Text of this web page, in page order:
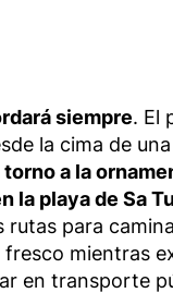
siempre. El
la cima de
a la
la playa de Sa
rutas para
mientras
en transporte